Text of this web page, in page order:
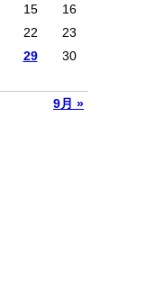
9月 »
15
16
22
23
29
30